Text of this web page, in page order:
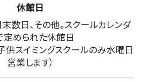
休館日
数日、その他。スクールカレンダ
定められた休館日
供スイミングスクールのみ水曜日
営業します）